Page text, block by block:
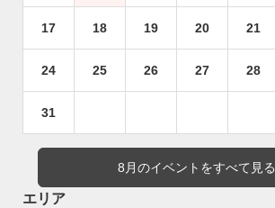
17 18 19 20 21
24 25 26 27 28
31
8月のイベントをすべて見る
エリア